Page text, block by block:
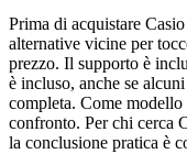
Prima di acquistare
alternative vicine per
prezzo. Il supporto è
è incluso, anche se
completa. Come modello
confronto. Per chi cerca
la conclusione pratica è